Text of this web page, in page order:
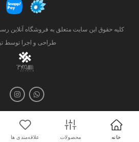
کلیه حقوق این سایت متعلق به فروشگاه آنلاین رسمی
طراحی و اجرا توسط
خانه محصولات علاقه‌مندی ها